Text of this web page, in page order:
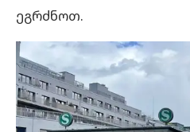
ეგრძნოთ.